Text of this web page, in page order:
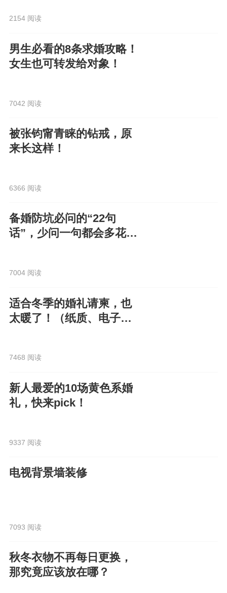
2154 阅读
男生必看的8条求婚攻略！
女生也可转发给对象！
7042 阅读
被张钧甯青睐的钻戒，原
来长这样！
6366 阅读
备婚防坑必问的“22句
话”，少问一句都会多花
7004 阅读
适合冬季的婚礼请柬，也
太暖了！（纸质、电子都
7468 阅读
新人最爱的10场黄色系婚
礼，快来pick！
9337 阅读
电视背景墙装修
7093 阅读
秋冬衣物不再每日更换，
那究竟应该放在哪？